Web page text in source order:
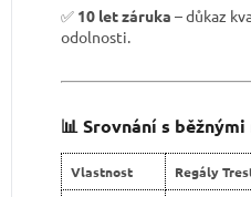
✅ 10 let záruka – důkaz
odolnosti.
📊 Srovnání s
Vlastnost Regály